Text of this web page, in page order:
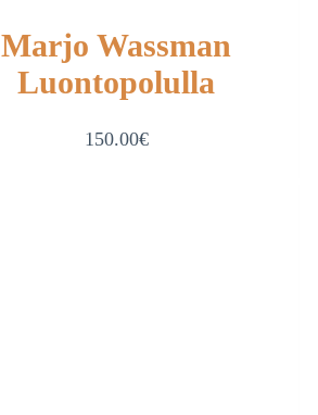
Marjo Wassman
Luontopolulla
150.00€